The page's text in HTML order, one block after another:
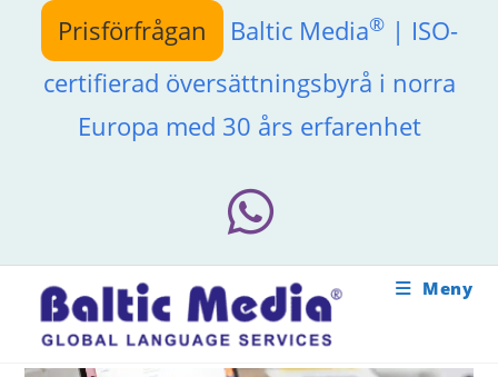
Hoppa
innehållet
Prisförfrågan Baltic Media®| ISO-
certifierad översättningsbyrå i norra
Europa med 30 års erfarenhet
Meny